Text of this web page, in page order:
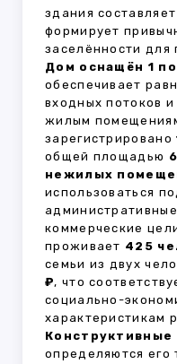
здания
формирует
заселённости для
Дом оснащён 1
обеспечивает
входных потоков
жилым
зарегистрировано
общей площадью
нежилых
использоваться
коммерческие
проживает 425
семьи из двух
₽, что
социально-
характеристикам
определяются его